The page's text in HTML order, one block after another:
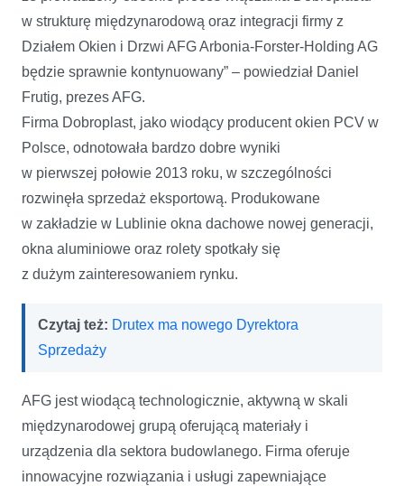
w strukturę międzynarodową oraz integracji firmy z
Działem Okien i Drzwi AFG Arbonia-Forster-Holding AG
będzie sprawnie kontynuowany” – powiedział Daniel
Frutig, prezes AFG.
Firma Dobroplast, jako wiodący producent okien PCV w
Polsce, odnotowała bardzo dobre wyniki
w pierwszej połowie 2013 roku, w szczególności
rozwinęła sprzedaż eksportową. Produkowane
w zakładzie w Lublinie okna dachowe nowej generacji,
okna aluminiowe oraz rolety spotkały się
z dużym zainteresowaniem rynku.
Czytaj też: Drutex ma nowego Dyrektora
Sprzedaży
AFG jest wiodącą technologicznie, aktywną w skali
międzynarodowej grupą oferującą materiały i
urządzenia dla sektora budowlanego. Firma oferuje
innowacyjne rozwiązania i usługi zapewniające